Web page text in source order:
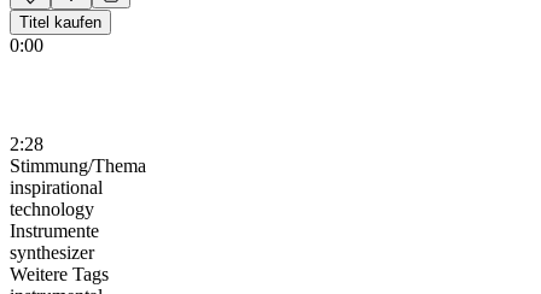
Titel kaufen
0:00
2:28
Stimmung/Thema
inspirational
technology
Instrumente
synthesizer
Weitere Tags